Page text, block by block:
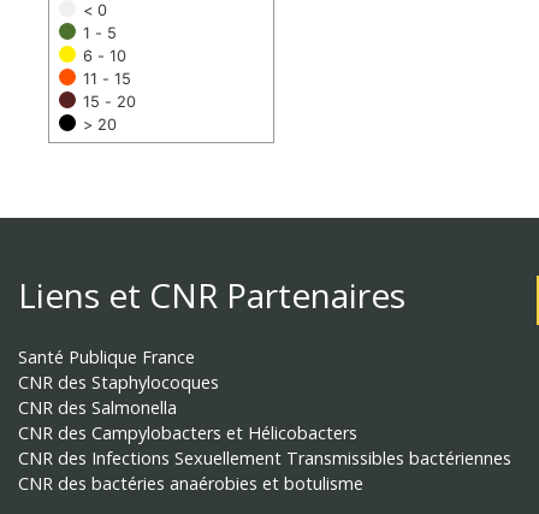
< 0
1 - 5
6 - 10
11 - 15
15 - 20
> 20
Liens et CNR Partenaires
Santé Publique France
CNR des Staphylocoques
CNR des Salmonella
CNR des Campylobacters et Hélicobacters
CNR des Infections Sexuellement Transmissibles bactériennes
CNR des bactéries anaérobies et botulisme